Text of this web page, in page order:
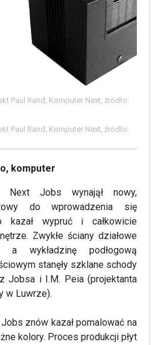
Paul Rand, Komputer Next, źródło:
Paul Rand, Komputer Next, źródło:
komputer
Jobs wynajął nowy,
do wprowadzenia się
kazał wypruć i całkowicie
Zwykłe ściany działowe
a wykładzinę podłogową
stanęły szklane schody
Jobsa i I.M. Peia (projektanta
w Luwrze).
znów kazał pomalować na
kolory. Proces produkcji płyt